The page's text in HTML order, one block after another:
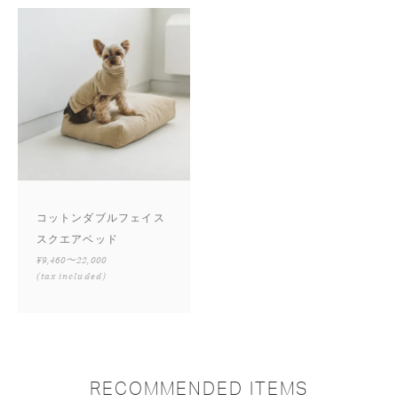
コットンダブルフェイス
スクエアベッド
¥9,460〜22,000
(tax included)
RECOMMENDED ITEMS